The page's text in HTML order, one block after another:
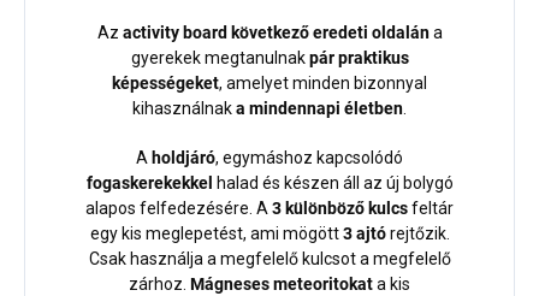
Az activity board következő eredeti oldalána
gyerekek megtanulnakpár praktikus
képességeket, amelyet minden bizonnyal
kihasználnaka mindennapi életben.
A holdjáró, egymáshoz kapcsolódó
fogaskerekekkel halad és készen áll az új bolygó
alapos felfedezésére. A3 különböző kulcsfeltár
egy kis meglepetést, ami mögött3 ajtórejtőzik.
Csak használja a megfelelő kulcsot a megfelelő
zárhoz. Mágneses meteoritokata kis